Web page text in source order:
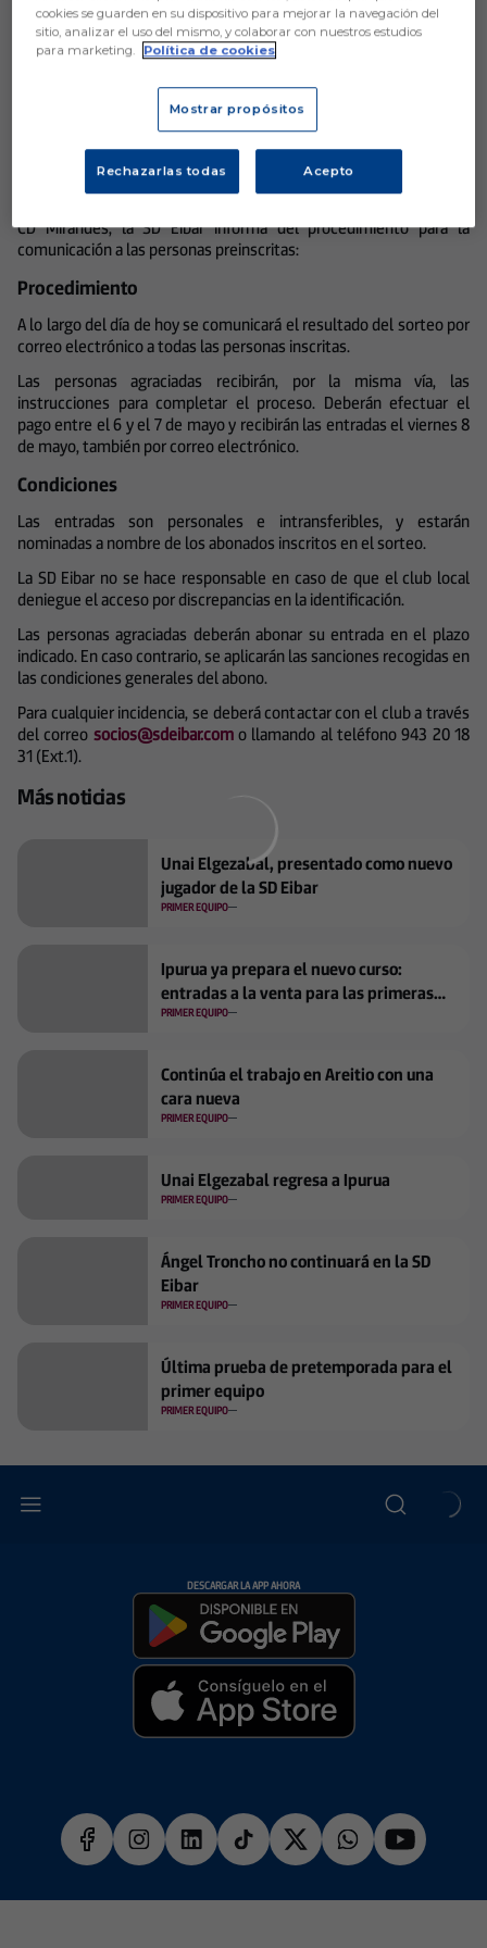
Mirandés
CD Mirandés, la SD Eibar informa del procedimiento para la
comunicación a las personas preinscritas:
Procedimiento
A lo largo del día de hoy se comunicará el resultado del sorteo por
correo electrónico a todas las personas inscritas.
Las personas agraciadas recibirán, por la misma vía, las
instrucciones para completar el proceso. Deberán efectuar el
pago entre el 6 y el 7 de mayo y recibirán las entradas el viernes 8
de mayo, también por correo electrónico.
Condiciones
Las entradas son personales e intransferibles, y estarán
nominadas a nombre de los abonados inscritos en el sorteo.
La SD Eibar no se hace responsable en caso de que el club local
deniegue el acceso por discrepancias en la identificación.
Las personas agraciadas deberán abonar su entrada en el plazo
indicado. En caso contrario, se aplicarán las sanciones recogidas en
las condiciones generales del abono.
Para cualquier incidencia, se deberá contactar con el club a través
del correo socios@sdeibar.como llamando al teléfono 943 20 18
31 (Ext.1).
Más noticias
Unai Elgezabal, presentado como nuevo
jugador de la SD Eibar
PRIMER EQUIPO
Ipurua ya prepara el nuevo curso:
entradas a la venta para las primeras
jornadas
PRIMER EQUIPO
Continúa el trabajo en Areitio con una
cara nueva
PRIMER EQUIPO
Unai Elgezabal regresa a Ipurua
PRIMER EQUIPO
Ángel Troncho no continuará en la SD
Eibar
PRIMER EQUIPO
Última prueba de pretemporada para el
primer equipo
PRIMER EQUIPO
DESCARGAR LA APP AHORA
cookies se guarden en su dispositivo para mejorar la navegación del
sitio, analizar el uso del mismo, y colaborar con nuestros estudios
para marketing.
Política de cookies
Mostrar propósitos
Rechazarlas todas Acepto